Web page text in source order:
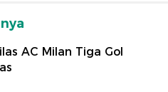
AC Milan Tiga Gol